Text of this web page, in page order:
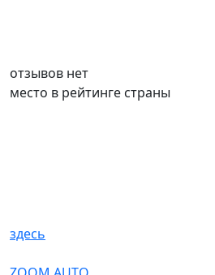
отзывов нет
место в рейтинге страны
здесь